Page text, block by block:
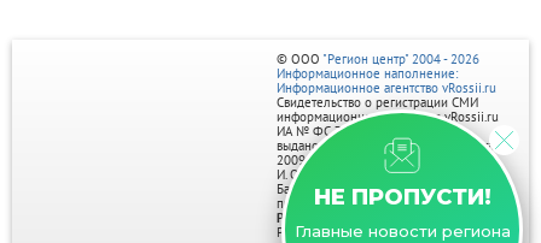
НЕ ПРОПУСТИ!
Главные новости региона
© ООО "Регион центр" 2004 - 2026
Информационное наполнение:
Информационное агентство vRossii.ru
Свидетельство о регистрации СМИ
информационного агентства vRossii.ru
ИА № ФС 77‑35502
выдано РОСКОМНАДЗОРом 04 марта
2009г.
И. О. Главного редактора Нарыков А. Н.
Баннеры на портале размещаются на
правах рекламы.
Реклама на портале:
Рекламное агентство "Умный маркетинг"